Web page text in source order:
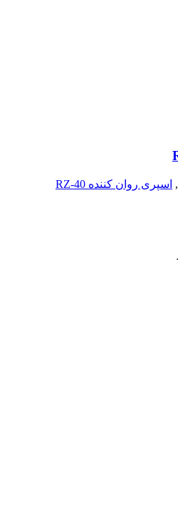
, اسپری روان کننده RZ-40